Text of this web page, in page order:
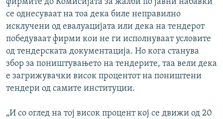
фирмите до Комисијата за жалби по јавни набавки
се однесуваат на тоа дека биле неправилно
исклучени од евалуацијата или дека на тендерот
победуваат фирми кои не ги исполнуваат условите
од тендерската документација. Но кога станува
збор за поништувањето на тендерите, таа вели дека
е загрижувачки висок процентот на поништени
тендери од самите институции.
„И со оглед на тој висок процент кој се движи од 20